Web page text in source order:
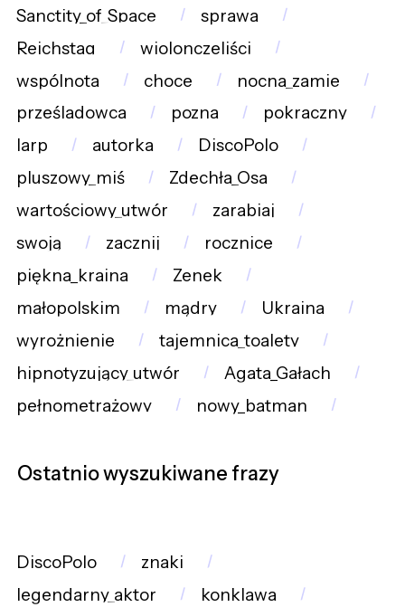
Sanctity_of_Space
sprawa
Reichstag
wiolonczeliści
wspólnota
choce
nocna_zamie
prześladowca
pozna
pokraczny
larp
autorka
DiscoPolo
pluszowy_miś
Zdechła_Osa
wartościowy_utwór
zarabiaj
swoją
zacznij
rocznice
piękna_kraina
Zenek
małopolskim
mądry
Ukraina
wyrożnienie
tajemnica_toalety
hipnotyzujący_utwór
Agata_Gałach
pełnometrażowy
nowy_batman
Ostatnio wyszukiwane frazy
DiscoPolo
znaki
legendarny_aktor
konklawa